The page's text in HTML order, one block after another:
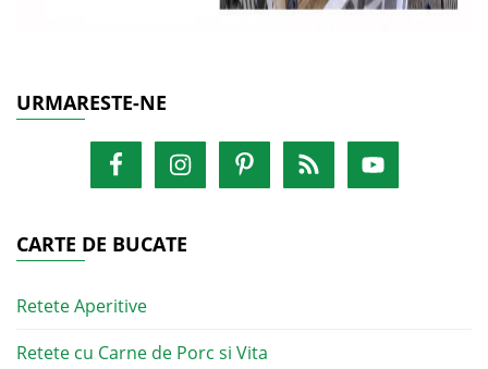
URMARESTE-NE
CARTE DE BUCATE
Retete Aperitive
Retete cu Carne de Porc si Vita